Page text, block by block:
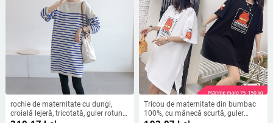
rochie de maternitate cu dungi,
croială lejeră, tricotată, guler rotund,
Tricou de maternitate din bumbac
100%, cu mânecă scurtă, guler